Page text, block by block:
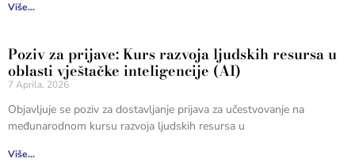
Više...
Poziv za prijave: Kurs razvoja ljudskih resursa u
oblasti vještačke inteligencije (AI)
7 Aprila, 2026
Objavljuje se poziv za dostavljanje prijava za učestvovanje na
međunarodnom kursu razvoja ljudskih resursa u
Više...